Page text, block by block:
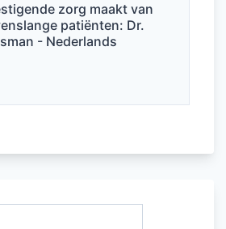
zorg maakt van
patiënten: Dr.
- Nederlands